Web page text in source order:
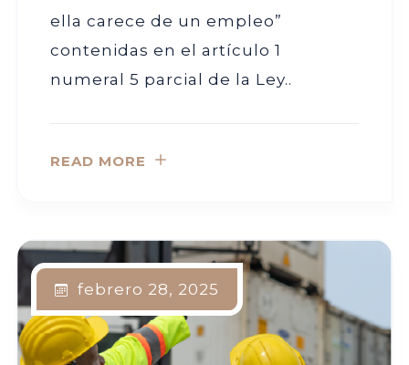
ella carece de un empleo”
contenidas en el artículo 1
numeral 5 parcial de la Ley..
READ MORE
febrero 28, 2025